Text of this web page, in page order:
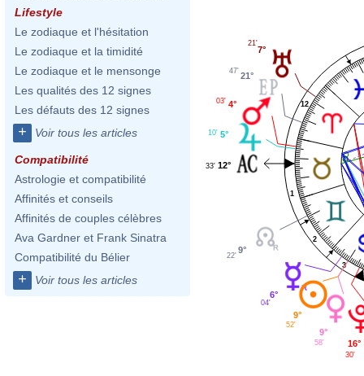
Lifestyle
Le zodiaque et l'hésitation
Le zodiaque et la timidité
Le zodiaque et le mensonge
Les qualités des 12 signes
Les défauts des 12 signes
+ Voir tous les articles
Compatibilité
Astrologie et compatibilité
Affinités et conseils
Affinités de couples célèbres
Ava Gardner et Frank Sinatra
Compatibilité du Bélier
+ Voir tous les articles
1
2
3
12
7°
21'
21°
47'
4°
03'
5°
10'
12°
33'
9°
22'
6°
04'
9°
52'
9°
58' 16°
30'